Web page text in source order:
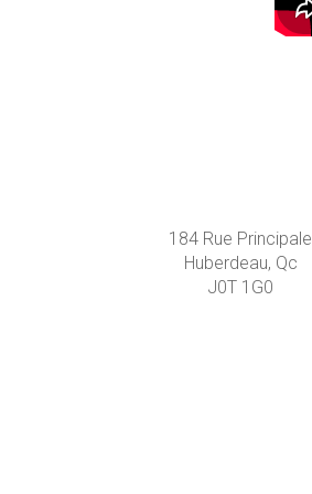
184 Rue Principale
Huberdeau, Qc
J0T 1G0